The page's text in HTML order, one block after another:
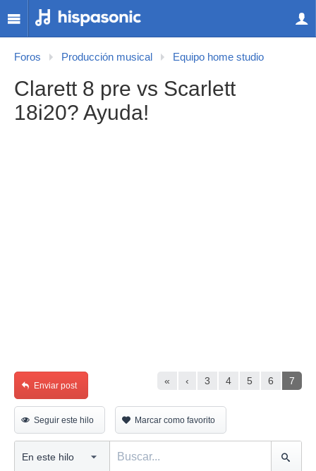
Foros Producción musical Equipo home studio
Clarett 8 pre vs Scarlett
18i20? Ayuda!
« ‹ 3 4 5 6 7
Enviar post
Seguir este hilo Marcar como favorito